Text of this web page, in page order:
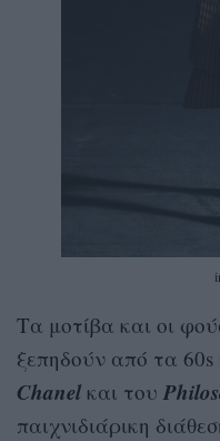
Τα μοτίβα και οι
ξεπηδούν από τα 60s
Chanel και του
παιχνιδιάρικη